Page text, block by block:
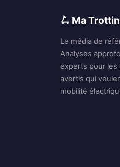
🛴 Ma
Le média de
Analyses
experts pour les
avertis qui
mobilité